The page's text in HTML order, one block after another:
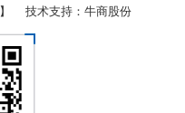
】 技术支持：牛商股份